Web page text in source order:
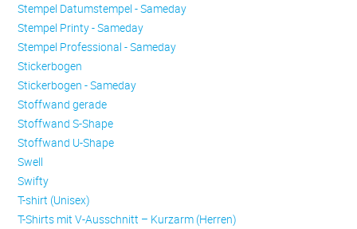
Stempel Datumstempel - Sameday
Stempel Printy - Sameday
Stempel Professional - Sameday
Stickerbogen
Stickerbogen - Sameday
Stoffwand gerade
Stoffwand S-Shape
Stoffwand U-Shape
Swell
Swifty
T-shirt (Unisex)
T-Shirts mit V-Ausschnitt – Kurzarm (Herren)